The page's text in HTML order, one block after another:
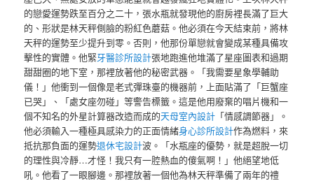
的戀愛運勢跌至百分之二十，張水瓶就發現他的廚房裡長滿了巨大
的、形狀是林天秤側臉的粉紅色蘑菇。他必須在今天結束前，將林
天秤的運勢至少提升到零。否則，他那份單戀就會變成某種具備攻
擊性的實體。他緊牙醫診所設計張地跑進他堆滿了星座圖表和過期
甜甜圈的地下室，那裡放著他的秘密武器。「我需要星象學輔助
儀！」他衝到一個像是老式彈珠臺的機器前，上面貼滿了「巨蟹座
已哭」、「處女座勿碰」等警告標籤。這是他用廢棄的唱片機和一
個不知名的外星計算器改造而成的天母室內設計 「情感調節器」。
他必須輸入一種極具感染力的正面情緒身心診所設計作為燃料，來
抵抗那負面的運勢退休宅設計波。「水瓶座的優勢，就是超脫一切
的理性與冷靜…才怪！我只有一腔熱血的傻氣啊！」他絕望地低
吼。他看了一眼腳邊。那裡放著一個他為林天秤準備了兩年的禮